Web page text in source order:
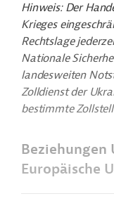
Hinweis: Der
Krieges
Rechtslage
Nationale
landesweiten
Zolldienst der
bestimmte
Beziehungen
Europäische